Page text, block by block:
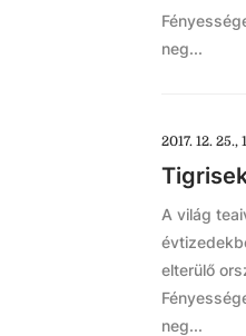
neg...
2017. 12. 25.,
A világ
elterülő
neg...